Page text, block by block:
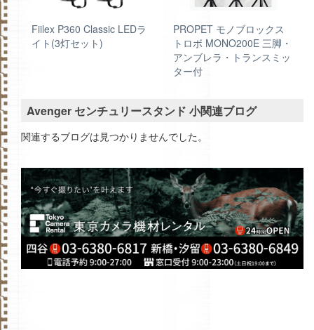
Fiilex P360 Classic LEDラ
イト(3灯セット)
PROPET モノブロックス
トロボ MONO200E 三脚・
アンブレラ・トランスミッ
ター付
Avenger センチュリースタンド 小関連ブログ
関連するブログは見つかりませんでした。